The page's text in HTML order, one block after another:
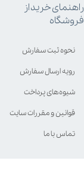
راهنمای خرید از
فروشگاه
نحوه ثبت سفارش
رویه ارسال سفارش
شیوه‌های پرداخت
قوانین و مقررات سایت
تماس با ما